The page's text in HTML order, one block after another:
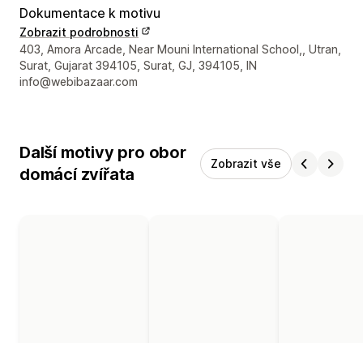
Dokumentace k motivu
Zobrazit podrobnosti
Kontaktní údaje designéra
403, Amora Arcade, Near Mouni International School,, Utran,
Surat, Gujarat 394105, Surat, GJ, 394105, IN
info@webibazaar.com
Další motivy pro obor
domácí zvířata
Zobrazit vše